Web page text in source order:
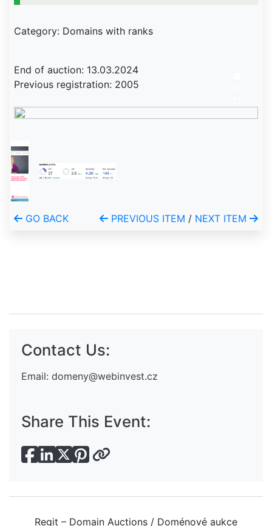
Category: Domains with ranks
End of auction: 13.03.2024
Previous registration: 2005
GO BACK PREVIOUS ITEM / NEXT ITEM
Contact Us:
Email: domeny@webinvest.cz
Share This Event:
Regit – Domain Auctions / Doménové aukce